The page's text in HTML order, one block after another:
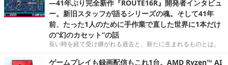
―41年ぶり完全新作『ROUTE16R』開発者インタビュ
ー。新旧スタッフが語るシリーズの魂。そして41年
前、たった1人のために手作業で直した世界に1本だけ
の“幻のカセット”の話
長い時を経て受け継がれる過去と、新たに生まれるものとは。
ゲームプレイも録画配信もこれ1台。AMD Ryzen™ AI